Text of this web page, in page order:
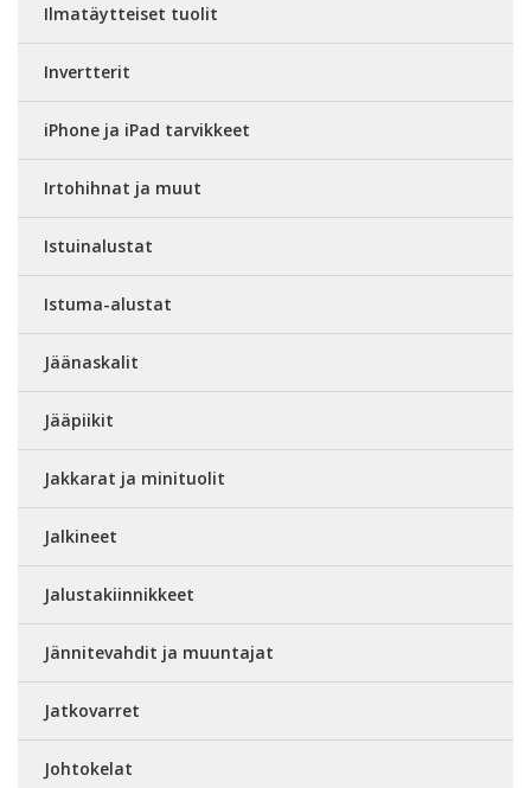
Ilmatäytteiset tuolit
Invertterit
iPhone ja iPad tarvikkeet
Irtohihnat ja muut
Istuinalustat
Istuma-alustat
Jäänaskalit
Jääpiikit
Jakkarat ja minituolit
Jalkineet
Jalustakiinnikkeet
Jännitevahdit ja muuntajat
Jatkovarret
Johtokelat